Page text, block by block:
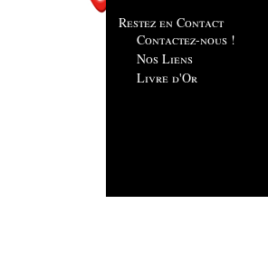
Restez en Contact
Contactez-nous !
Nos Liens
Livre d'Or